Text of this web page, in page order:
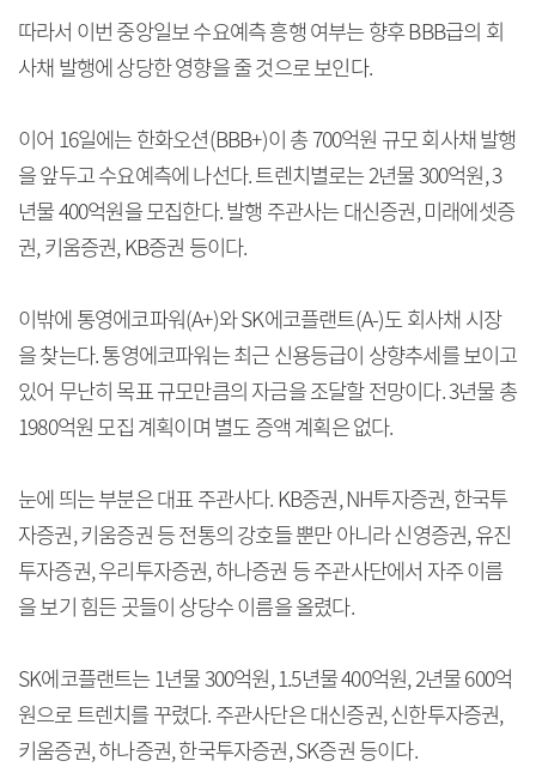
따라서 이번 중앙일보 수요예측 흥행 여부는 향후 BBB급의 회
사채 발행에 상당한 영향을 줄 것으로 보인다.
이어 16일에는 한화오션(BBB+)이 총 700억원 규모 회사채 발행
을 앞두고 수요예측에 나선다. 트렌치별로는 2년물 300억원, 3
년물 400억원을 모집한다. 발행 주관사는 대신증권, 미래에셋증
권, 키움증권, KB증권 등이다.
이밖에 통영에코파워(A+)와 SK에코플랜트(A-)도 회사채 시장
을 찾는다. 통영에코파워는 최근 신용등급이 상향추세를 보이고
있어 무난히 목표 규모만큼의 자금을 조달할 전망이다. 3년물 총
1980억원 모집 계획이며 별도 증액 계획은 없다.
눈에 띄는 부분은 대표 주관사다. KB증권, NH투자증권, 한국투
자증권, 키움증권 등 전통의 강호들 뿐만 아니라 신영증권, 유진
투자증권, 우리투자증권, 하나증권 등 주관사단에서 자주 이름
을 보기 힘든 곳들이 상당수 이름을 올렸다.
SK에코플랜트는 1년물 300억원, 1.5년물 400억원, 2년물 600억
원으로 트렌치를 꾸렸다. 주관사단은 대신증권, 신한투자증권,
키움증권, 하나증권, 한국투자증권, SK증권 등이다.